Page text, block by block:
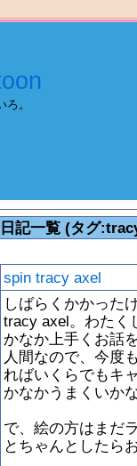
。
記一覧 (タグ
spin tracy axel
しばらくかかった
tracy axel。わたく
かなか上手くお話
人間なので、今度
ればいくらでもキ
かなかうまくいか
で、絵の方はまだ
とちゃんとしたら